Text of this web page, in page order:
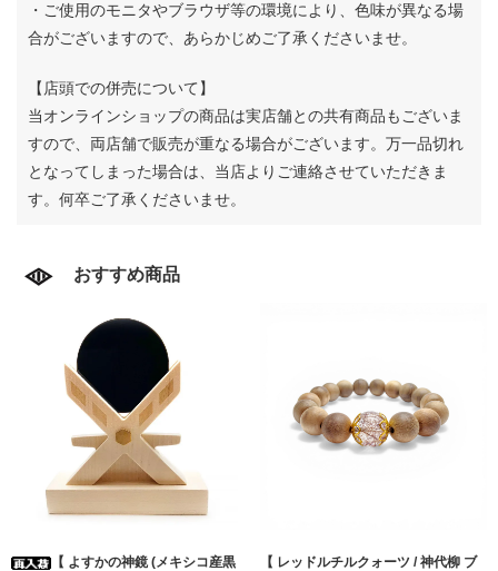
・ご使用のモニタやブラウザ等の環境により、色味が異なる場
合がございますので、あらかじめご了承くださいませ。
【店頭での併売について】
当オンラインショップの商品は実店舗との共有商品もございま
すので、両店舗で販売が重なる場合がございます。 万一品切れ
となってしまった場合は、当店よりご連絡させていただきま
す。何卒ご了承くださいませ。
おすすめ商品
【 よすかの神鏡 (メキシコ産黒 【 レッドルチルクォーツ / 神代柳 ブ